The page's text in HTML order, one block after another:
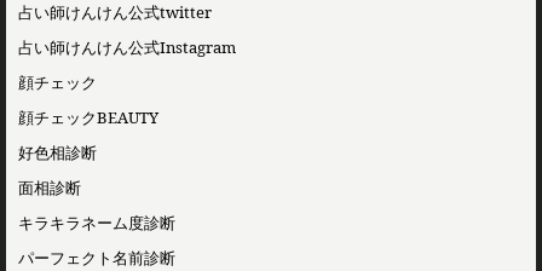
占い師けんけん公式twitter
占い師けんけん公式Instagram
顔チェック
顔チェックBEAUTY
好色相診断
面相診断
キラキラネーム度診断
パーフェクト名前診断